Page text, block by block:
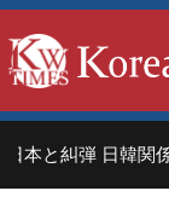
と糾弾 日韓関係